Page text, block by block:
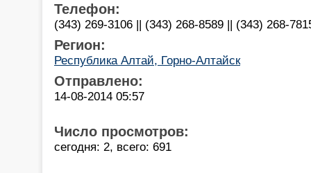
Телефон:
(343) 269-3106 || (343) 268-8589 || (343) 268-
Регион:
Республика Алтай, Горно-Алтайск
Отправлено:
14-08-2014 05:57
Число просмотров:
сегодня: 2, всего: 691